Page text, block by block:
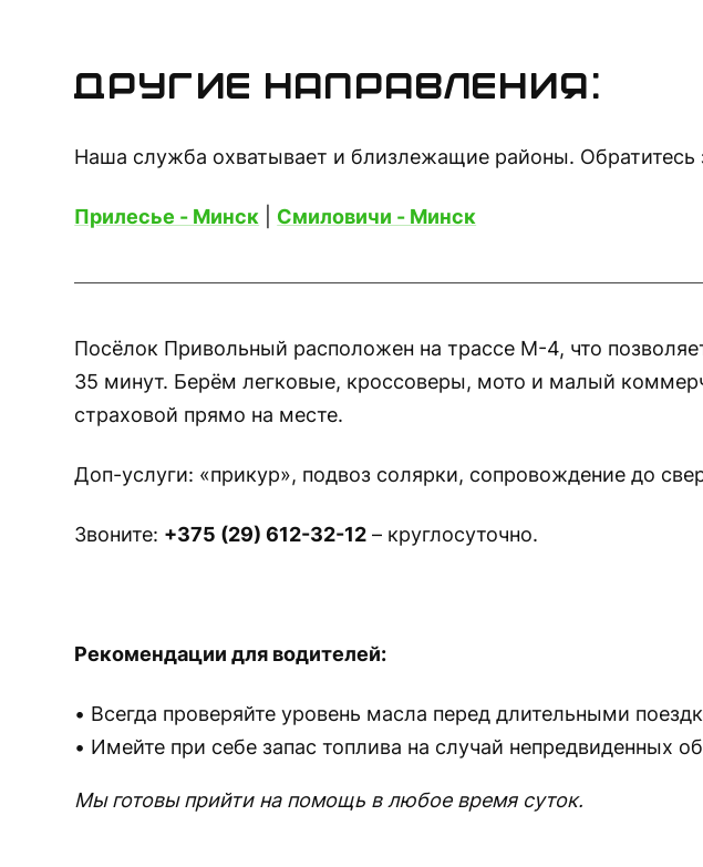
Другие направления:
Наша служба охватывает и близлежащие районы. Обратитесь
Прилесье - Минск Смиловичи - Минск
Посёлок Привольный расположен на трассе М-4, что
35 минут. Берём легковые, кроссоверы, мото и малый
страховой прямо на месте.
Доп-услуги: «прикур», подвоз солярки, сопровождение до
Звоните: +375 (29) 612-32-12 – круглосуточно.
Рекомендации для водителей:
Всегда проверяйте уровень масла перед длительными
Имейте при себе запас топлива на случай непредвиденных
Мы готовы прийти на помощь в любое время суток.